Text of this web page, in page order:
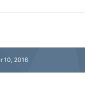
10, 2016